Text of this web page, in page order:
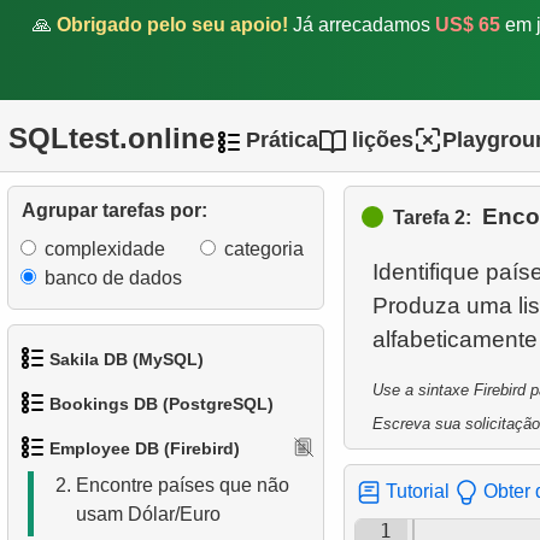
🙏 Obrigado pelo seu apoio! Já arrecadamos US$ 65 em
SQLtest.online Prática lições
Agrupar tarefas por:
complexidade
categoria
banco de dados
Sakila DB (MySQL)
2. Obtenha a lista de nomes
de atores
Bookings DB (PostgreSQL)
Obter uma lista de
Employee DB (Firebird)
2. Encontre países que não
usam Dólar/Euro
Tarefa 2:
Identifique
Produza uma
Use a sintaxe Firebird
Escreva sua
Tutorial Obter
1